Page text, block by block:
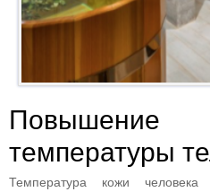
температуры
Температура кожи